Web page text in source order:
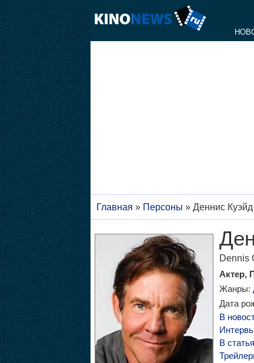
Главная » Персоны » Деннис Куэйд
Dennis
Актер,
Жанры:
Дата
В
В